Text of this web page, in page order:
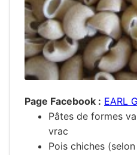
Page Facebook : EARL
Pâtes de formes
vrac
Pois chiches